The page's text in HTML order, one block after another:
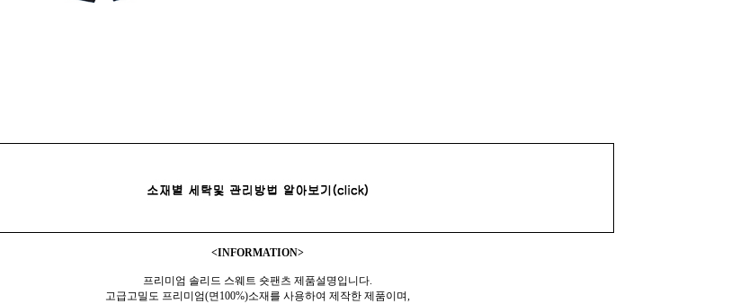
<INFORMATION>
프리미엄 솔리드 스웨트 숏팬츠 제품설명입니다.
고급고밀도 프리미엄(면100%)소재를 사용하여 제작한 제품이며,